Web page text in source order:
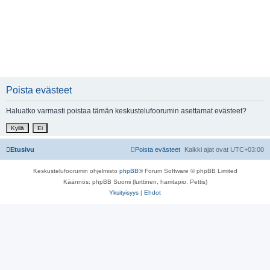
Poista evästeet
Haluatko varmasti poistaa tämän keskustelufoorumin asettamat evästeet?
Etusivu Kaikki ajat ovat UTC+03:00
Poista evästeet
Keskustelufoorumin ohjelmisto phpBB® Forum Software © phpBB Limited
Käännös: phpBB Suomi (lurttinen, harritapio, Pettis)
Yksityisyys | Ehdot